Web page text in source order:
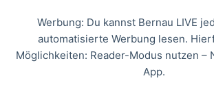
Werbung: Du kannst Bernau LIVE
automatisierte Werbung lesen.
Möglichkeiten: Reader-Modus nutzen –
App.